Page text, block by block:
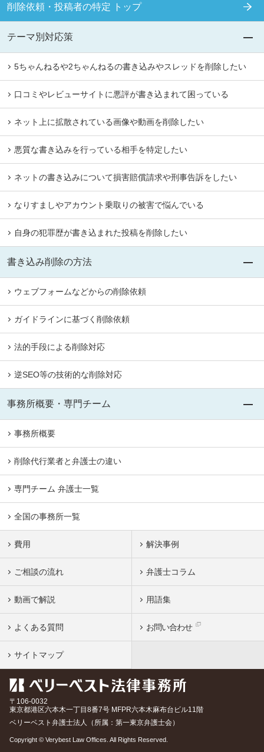
削除依頼・投稿者の特定 トップ
テーマ別対応策
5ちゃんねるや2ちゃんねるの書き込みやスレッドを削除したい
口コミやレビューサイトに悪評が書き込まれて困っている
ネット上に拡散されている画像や動画を削除したい
悪質な書き込みを行っている相手を特定したい
ネットの書き込みについて損害賠償請求や刑事告訴をしたい
なりすましやアカウント乗取りの被害で悩んでいる
自身の犯罪歴が書き込まれた投稿を削除したい
書き込み削除の方法
ウェブフォームなどからの削除依頼
ガイドラインに基づく削除依頼
法的手段による削除対応
逆SEO等の技術的な削除対応
事務所概要・専門チーム
事務所概要
削除代行業者と弁護士の違い
専門チーム 弁護士一覧
全国の事務所一覧
費用 解決事例
ご相談の流れ 弁護士コラム
動画で解説 用語集
よくある質問 お問い合わせ
サイトマップ
〒106-0032
東京都港区六本木一丁目8番7号 MFPR六本木麻布台ビル11階
ベリーベスト弁護士法人（所属：第一東京弁護士会）
Copyright © Verybest Law Offices. All Rights Reserved.